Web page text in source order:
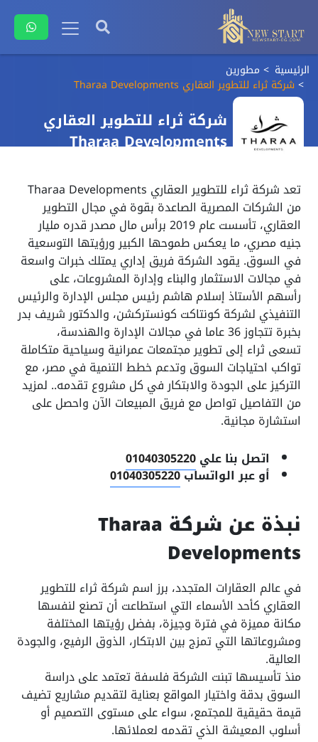
الرئيسية مطورين
شركة ثراء للتطوير العقاري Tharaa Developments
شركة ثراء للتطوير العقاري
Tharaa Developments
تعد شركة ثراء للتطوير العقاري Tharaa Developments
من الشركات المصرية الصاعدة بقوة في مجال التطوير
العقاري، تأسست عام 2019 برأس مال مصدر قدره مليار
جنيه مصري، ما يعكس طموحها الكبير ورؤيتها التوسعية
في السوق. يقود الشركة فريق إداري يمتلك خبرات واسعة
في مجالات الاستثمار والبناء وإدارة المشروعات، على
رأسهم الأستاذ إسلام هاشم رئيس مجلس الإدارة والرئيس
التنفيذي لشركة كونتاكت كونستركشن، والدكتور شريف بدر
بخبرة تتجاوز 36 عاما في مجالات الإدارة والهندسة،
تسعى ثراء إلى تطوير مجتمعات عمرانية وسياحية متكاملة
تواكب احتياجات السوق وتدعم خطط التنمية في مصر، مع
التركيز على الجودة والابتكار في كل مشروع تقدمه.. لمزيد
من التفاصيل تواصل مع فريق المبيعات الآن واحصل على
استشارة مجانية.
اتصل بنا علي01040305220
أو عبر الواتساب01040305220
نبذة عن شركة Tharaa
Developments
في عالم العقارات المتجدد، برز اسم شركة ثراء للتطوير
العقاري كأحد الأسماء التي استطاعت أن تصنع لنفسها
مكانة مميزة في فترة وجيزة، بفضل رؤيتها المختلفة
ومشروعاتها التي تمزج بين الابتكار، الذوق الرفيع، والجودة
العالية.
منذ تأسيسها تبنت الشركة فلسفة تعتمد على دراسة
السوق بدقة واختيار المواقع بعناية لتقديم مشاريع تضيف
قيمة حقيقية للمجتمع، سواء على مستوى التصميم أو
أسلوب المعيشة الذي تقدمه لعملائها.